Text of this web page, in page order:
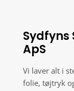
Sydfyns
ApS
Vi laver alt i
folie, tøjtryk